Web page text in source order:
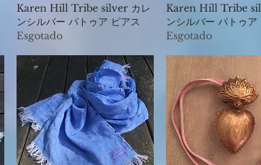
Visualização rápida
Karen Hill Tribe silver カレ
ンシルバー パトゥア ピアス
Esgotado
Visualização
Karen Hill Tribe
ンシルバー パトゥア
Esgotado